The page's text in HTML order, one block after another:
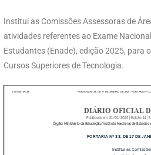
Institui as Comissões Assessoras de
atividades referentes ao Exame
Estudantes (Enade), edição 2025, para
Cursos Superiores de Tecnologia.